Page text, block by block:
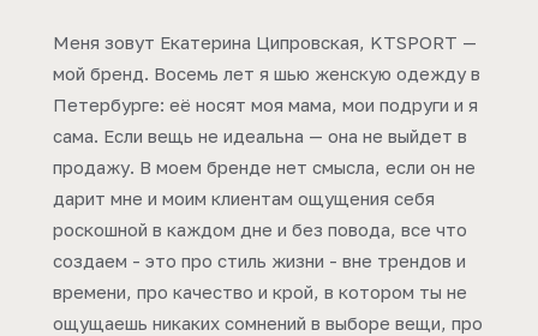
Меня зовут Екатерина Ципровская, KTSPORT —
мой бренд. Восемь лет я шью женскую одежду в
Петербурге: её носят моя мама, мои подруги и я
сама. Если вещь не идеальна — она не выйдет в
продажу. В моем бренде нет смысла, если он не
дарит мне и моим клиентам ощущения себя
роскошной в каждом дне и без повода, все что
создаем - это про стиль жизни - вне трендов и
времени, про качество и крой, в котором ты не
ощущаешь никаких сомнений в выборе вещи, про